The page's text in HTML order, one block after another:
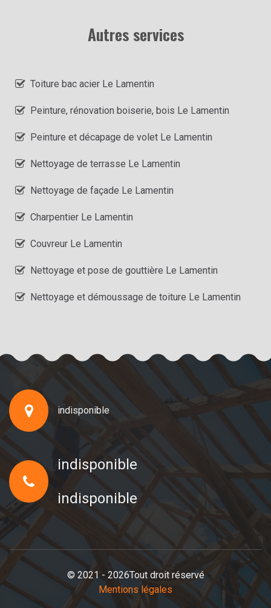
Autres services
Toiture bac acier Le Lamentin
Peinture, rénovation boiserie, bois Le Lamentin
Peinture et décapage de volet Le Lamentin
Nettoyage de terrasse Le Lamentin
Nettoyage de façade Le Lamentin
Charpentier Le Lamentin
Couvreur Le Lamentin
Nettoyage et pose de gouttière Le Lamentin
Nettoyage et démoussage de toiture Le Lamentin
indisponible
indisponible
indisponible
© 2021 - 2026Tout droit réservé
Mentions légales